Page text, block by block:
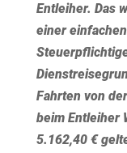
Entleiher. Das
einer
Fahrten von
beim Entleiher
5.162,40 €